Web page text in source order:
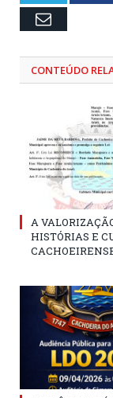
Email
CONTEÚDO
A
HISTÓRIAS E